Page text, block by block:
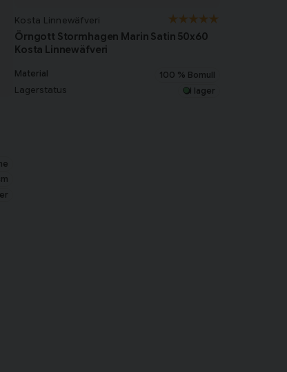
Kosta Linnewäfveri
Örngott Stormhagen Marin Satin 50x60
Kosta Linnewäfveri
Material 100 % Bomull
Lagerstatus I lager